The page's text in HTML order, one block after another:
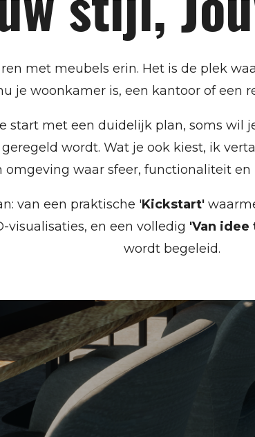
met meubels erin. Het is de plek
je woonkamer is, een kantoor of een
start met een duidelijk plan, soms
wordt. Wat je ook kiest, ik
omgeving waar sfeer, functionaliteit
van een praktische 'Kickstart'
en een volledig 'Van
wordt begeleid.